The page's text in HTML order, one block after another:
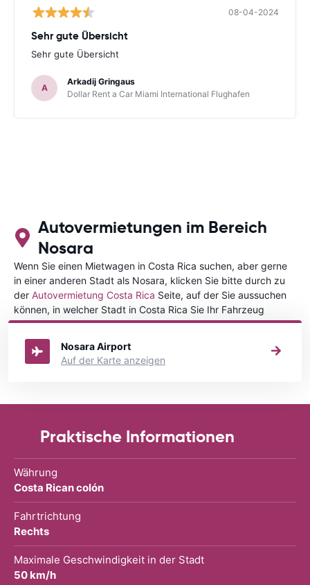
08-04-2024
Sehr gute Übersicht
Sehr gute Übersicht
A
Arkadij Gringaus
Dollar Rent a Car Miami International Flughafen
Autovermietungen im Bereich
Nosara
Wenn Sie einen Mietwagen in Costa Rica suchen, aber gerne
in einer anderen Stadt als Nosara, klicken Sie bitte durch zu
der Autovermietung Costa Rica Seite, auf der Sie aussuchen
können, in welcher Stadt in Costa Rica Sie Ihr Fahrzeug
mieten wollen.
Nosara Airport
Auf der Karte anzeigen
Praktische Informationen
Währung
Costa Rican colón
Fahrtrichtung
Rechts
Maximale Geschwindigkeit in der Stadt
50 km/h